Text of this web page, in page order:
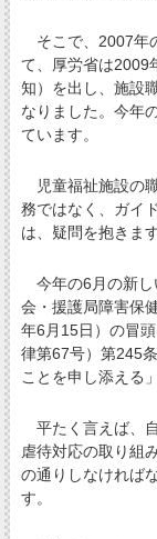
そこで、2007年
て、厚労省は2009
知）を出し、施設
なりました。今年
ています。
児童福祉施設の
務ではなく、ガイ
は、疑問を抱きます
今年の6月の新し
会・援護局障害保
年6月15日）の冒
律第67号）第245
ことを申し添える
平たく言えば、
虐待対応の取り組
の通りしなければ
す。